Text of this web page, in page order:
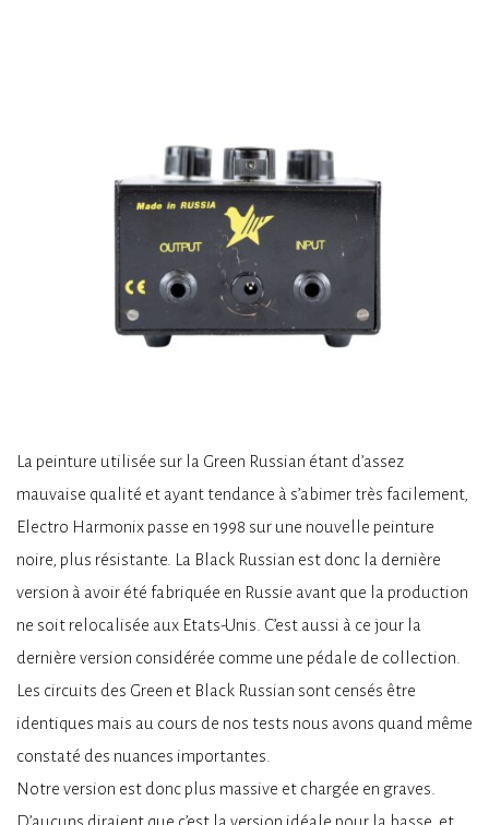
La peinture utilisée sur la Green Russian étant d’assez
mauvaise qualité et ayant tendance à s’abimer très facilement,
Electro Harmonix passe en 1998 sur une nouvelle peinture
noire, plus résistante. La Black Russian est donc la dernière
version à avoir été fabriquée en Russie avant que la production
ne soit relocalisée aux Etats-Unis. C’est aussi à ce jour la
dernière version considérée comme une pédale de collection.
Les circuits des Green et Black Russian sont censés être
identiques mais au cours de nos tests nous avons quand même
constaté des nuances importantes.
Notre version est donc plus massive et chargée en graves.